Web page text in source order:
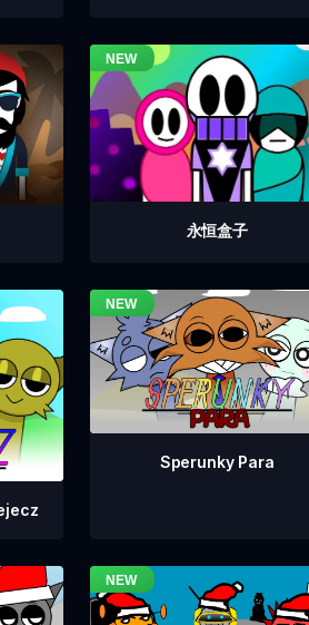
永恒盒子
Sperunky Para